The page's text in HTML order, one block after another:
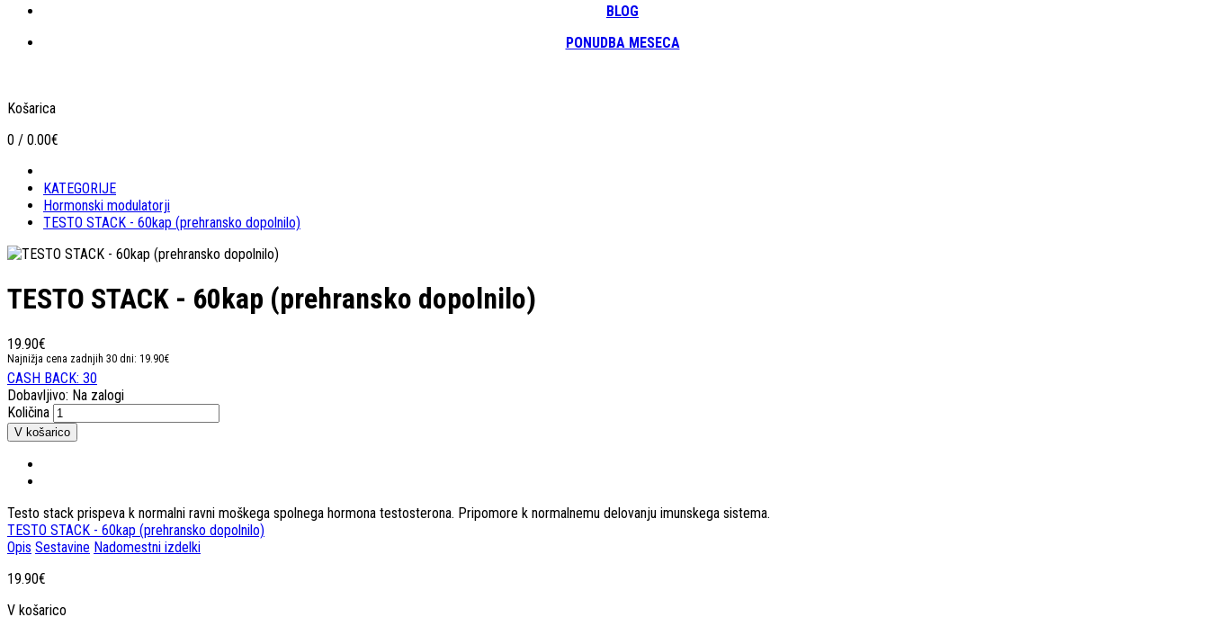
BLOG
PONUDBA MESECA
Košarica
0 / 0.00€
KATEGORIJE
Hormonski modulatorji
TESTO STACK - 60kap (prehransko dopolnilo)
TESTO STACK - 60kap (prehransko dopolnilo)
19.90€
Najnižja cena zadnjih 30 dni: 19.90€
CASH BACK: 30
Dobavljivo: Na zalogi
Količina
Testo stack prispeva k normalni ravni moškega spolnega hormona testosterona. Pripomore k normalnemu delovanju imunskega sistema.
TESTO STACK - 60kap (prehransko dopolnilo)
Opis Sestavine Nadomestni izdelki
19.90€
V košarico